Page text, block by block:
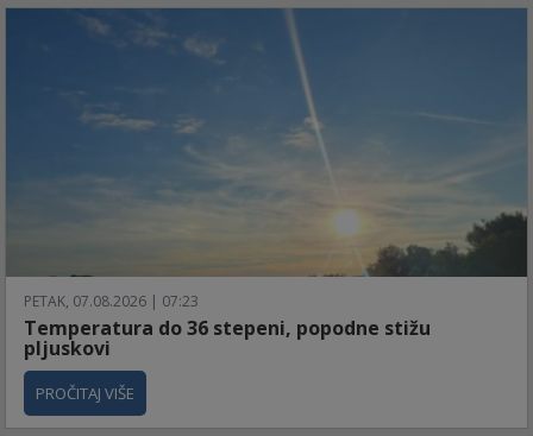
PETAK, 07.08.2026 | 07:23
Temperatura do 36 stepeni, popodne stižu
pljuskovi
PROČITAJ VIŠE